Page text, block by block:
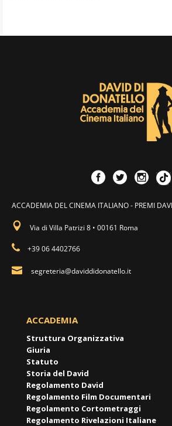
ACCADEMIA DEL CINEMA ITALIANO - PREMI
Via di Villa Patrizi 8 • 00161 Roma
+39 06 4402766
segreteria@daviddidonatello.it
ACCADEMIA
Struttura Organizzativa
Giuria
Statuto
Storia del David
Regolamento David
Regolamento Film Documentari
Regolamento Cortometraggi
Regolamento Rivelazioni Italiane